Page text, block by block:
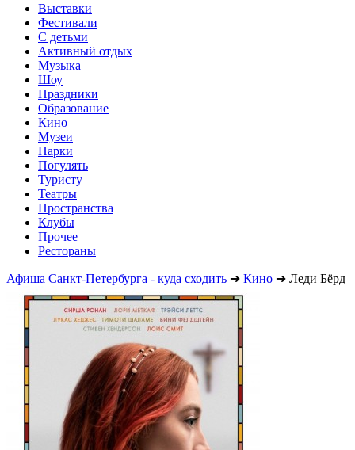
Выставки
Фестивали
С детьми
Активный отдых
Музыка
Шоу
Праздники
Образование
Кино
Музеи
Парки
Погулять
Туристу
Театры
Пространства
Клубы
Прочее
Рестораны
Афиша Санкт-Петербурга - куда сходить ➔ Кино ➔ Леди Бёрд